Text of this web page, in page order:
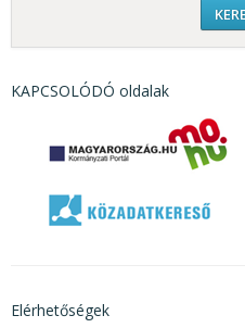
KAPCSOLÓDÓ oldalak
Elérhetőségek